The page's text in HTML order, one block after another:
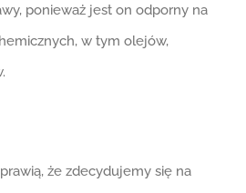
ponieważ jest on odporny na
w tym olejów,
że zdecydujemy się na